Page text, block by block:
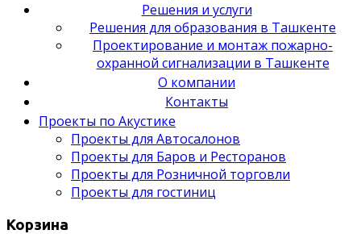
Решения и услуги
Решения для образования в Ташкенте
Проектирование и монтаж пожарно-
охранной сигнализации в Ташкенте
О компании
Контакты
Проекты по Акустике
Проекты для Автосалонов
Проекты для Баров и Ресторанов
Проекты для Розничной торговли
Проекты для гостиниц
Корзина